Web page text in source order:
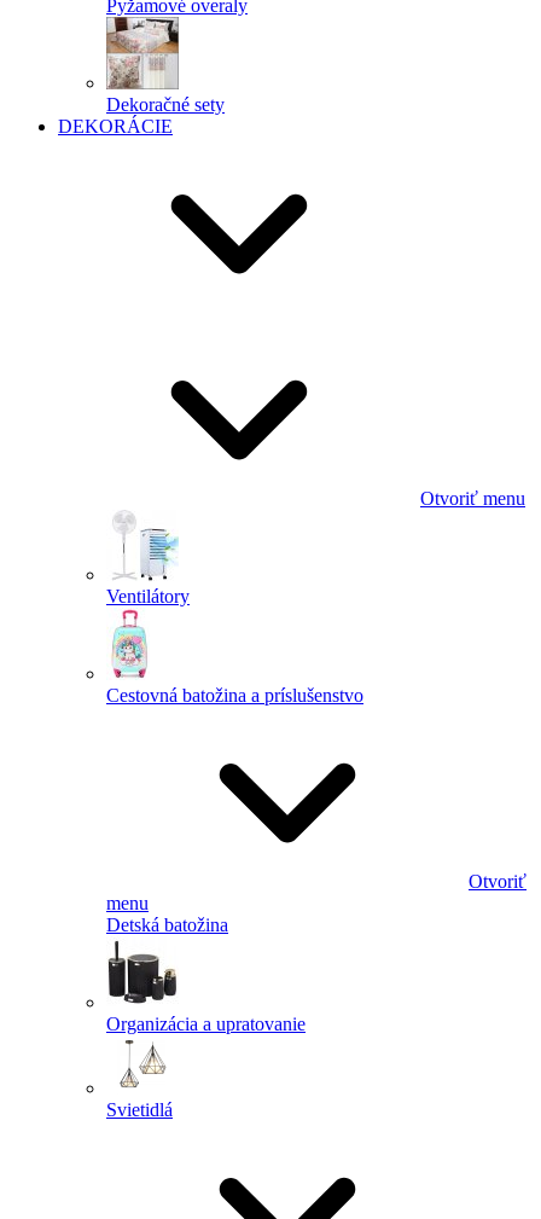
Pyžamové overaly
Dekoračné sety
DEKORÁCIE
Otvoriť menu
Ventilátory
Cestovná batožina a príslušenstvo
Otvoriť
menu
Detská batožina
Organizácia a upratovanie
Svietidlá